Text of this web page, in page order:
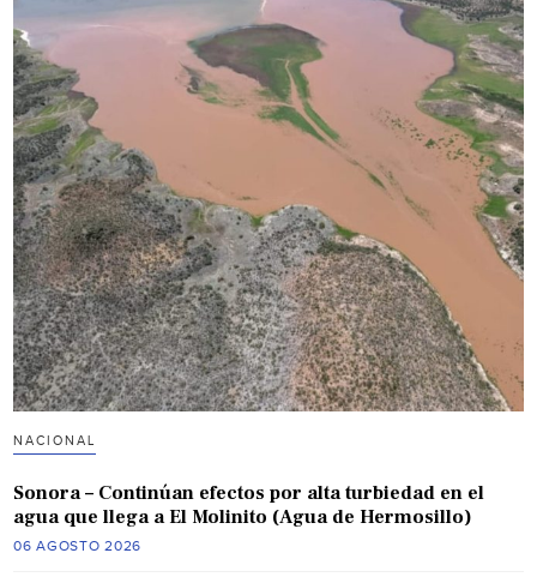
NACIONAL
Sonora – Continúan efectos por alta turbiedad en el
agua que llega a El Molinito (Agua de Hermosillo)
06 AGOSTO 2026